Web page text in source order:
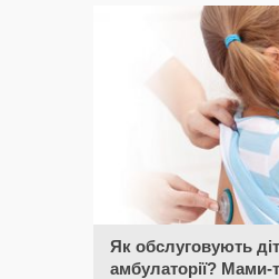
Як обслуговують
амбулаторії? Мами-